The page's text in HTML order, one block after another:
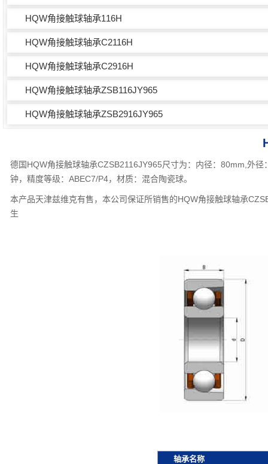
HQW角接触球轴承116H
HQW角接触球轴承C2116H
HQW角接触球轴承C2916H
HQW角接触球轴承ZSB116JY965
HQW角接触球轴承ZSB2916JY965
德国HQW角接触球轴承CZSB2116JY965尺寸为：内径：80mm,外
钟，精度等级：ABEC7/P4，材质：混合陶瓷球。
本产品天津兹维克有售，本公司保证所销售的HQW角接触球轴承
生
轴承名称